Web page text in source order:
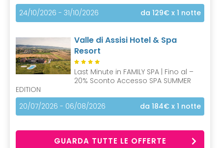
24/10/2026 - 31/10/2026 da 129€ x 1 notte
Valle di Assisi Hotel & Spa
Resort
Last Minute in FAMILY SPA | Fino al –
20% Sconto Accesso SPA SUMMER
EDITION
20/07/2026 - 06/08/2026
da 184€ x 1 notte
GUARDA TUTTE LE OFFERTE